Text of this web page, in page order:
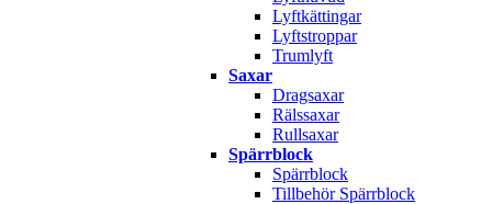
Lyftkättingar
Lyftstroppar
Trumlyft
Saxar
Dragsaxar
Rälssaxar
Rullsaxar
Spärrblock
Spärrblock
Tillbehör Spärrblock